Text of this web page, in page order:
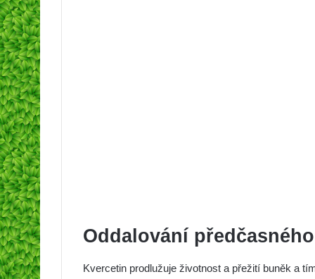
Oddalování
Kvercetin prodlužuje životnost a přežití buněk a